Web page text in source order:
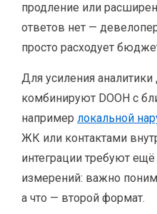
продление или
ответов нет —
просто расходует
Для усиления
комбинируют DOOH с
например локальной
ЖК или контактами
интеграции требуют
измерений: важно
а что — второй формат.